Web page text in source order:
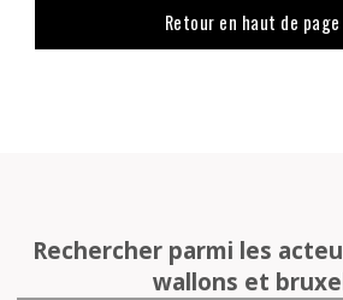
Retour en haut de page
Rechercher parmi les
wallons et